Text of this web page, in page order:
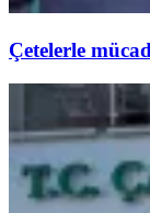
Çetelerle